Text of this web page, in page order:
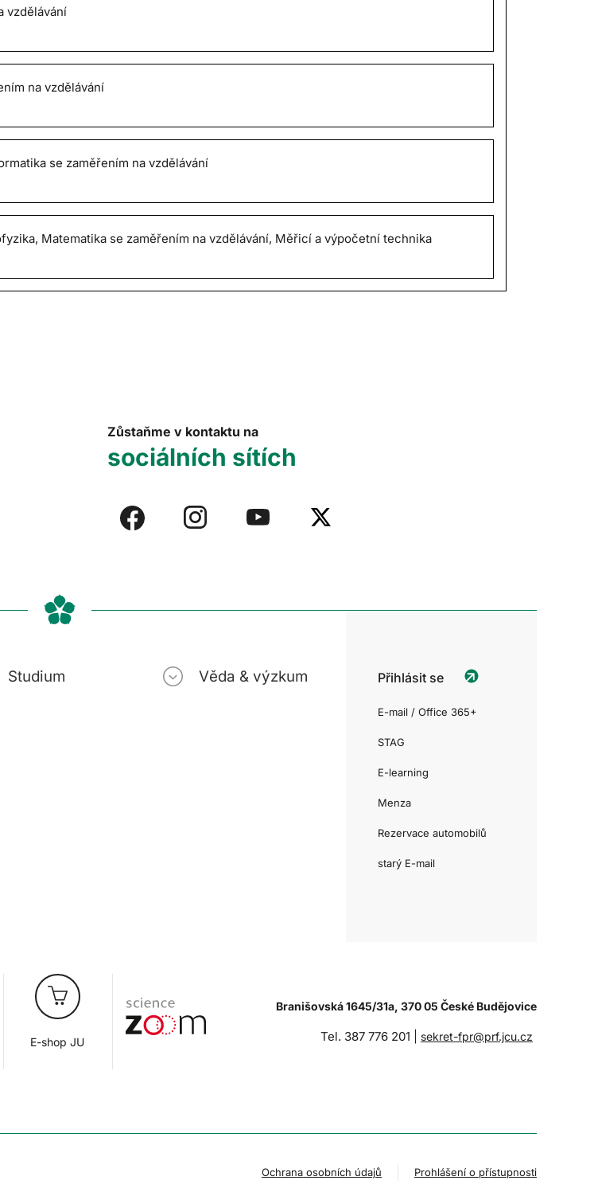
vzdělávání
na vzdělávání
se zaměřením na vzdělávání
Matematika se zaměřením na vzdělávání, Měřicí a výpočetní technika
Zůstaňme v kontaktu na
sociálních sítích
Studium Věda & výzkum Přihlásit se
E-mail / Office 365+
STAG
E-learning
Menza
Rezervace automobilů
starý E-mail
E-shop JU
Branišovská 1645/31a, 370 05 České Budějovice
Tel. 387 776 201 | sekret-fpr@prf.jcu.cz
Ochrana osobních údajů Prohlášení o přístupnosti